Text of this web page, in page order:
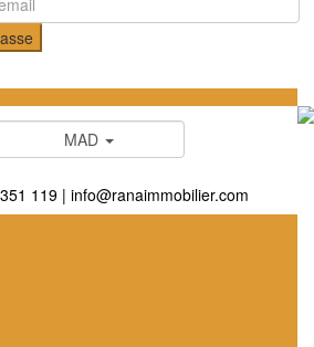
MAD
119| info@ranaimmobilier.com